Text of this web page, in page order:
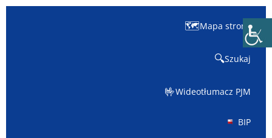
🗺️Mapa strony
🔍Szukaj
🤟Wideotłumacz PJM
BIP